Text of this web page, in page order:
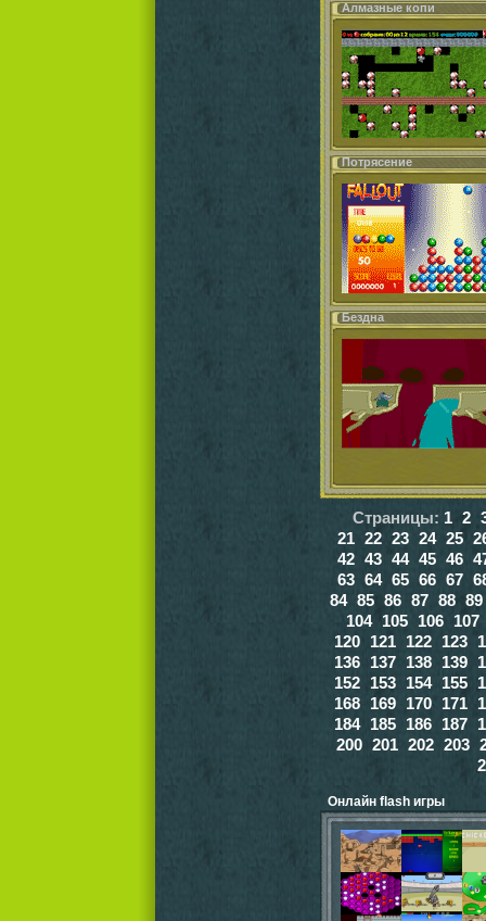
Алмазные копи
Потрясение
Бездна
Страницы: 1 2
21 22 23 24 25
42 43 44 45 46
63 64 65 66 67
84 85 86 87 88 89
104 105 106 107
120 121 122 123
136 137 138 139
152 153 154 155
168 169 170 171
184 185 186 187
200 201 202 203
Онлайн flash игры